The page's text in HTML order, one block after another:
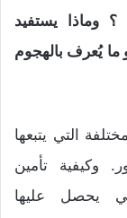
؟ وماذا يستفيد
يُعرف بالهجوم
التي يتبعها
وكيفية تأمين
يحصل عليها